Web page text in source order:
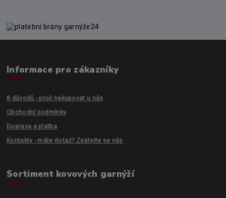
Informace pro zákazníky
8 důvodů - proč nakupovat u nás
Obchodní podmínky
Doprava a platba
Kontakty - máte dotaz? Zeptejte se nás
Sortiment kovových garnýží